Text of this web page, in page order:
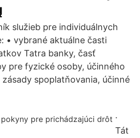
služieb pre individuálnych
• vybrané aktuálne časti
Tatra banky, časť
pre fyzické osoby, účinného
zásady spoplatňovania, účinné
·
Tát